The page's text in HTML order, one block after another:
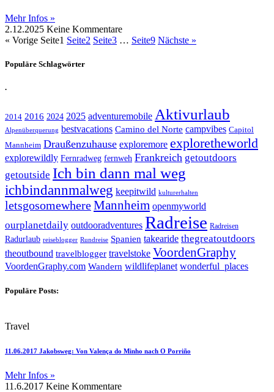
Mehr Infos »
2.12.2025 Keine Kommentare
« Vorige Seite1 Seite2 Seite3 … Seite9 Nächste »
Populäre Schlagwörter
.
2014 2016 2024 2025 adventuremobile Aktivurlaub
Alpenüberquerung bestvacations Camino del Norte campvibes Capitol
Mannheim Draußenzuhause exploremore exploretheworld
explorewildly Fernradweg fernweh Frankreich getoutdoors
getoutside Ich bin dann mal weg
ichbindannmalweg keepitwild kulturerhalten
letsgosomewhereMannheim openmyworld
ourplanetdaily outdooradventures Radreise Radreisen
Radurlaub reiseblogger Rundreise Spanien takearide thegreatoutdoors
theoutbound travelblogger travelstoke VoordenGraphy
VoordenGraphy.com Wandern wildlifeplanet wonderful_places
Populäre Posts:
Travel
11.06.2017 Jakobsweg: Von Valença do Minho nach O Porriño
Mehr Infos »
11.6.2017 Keine Kommentare